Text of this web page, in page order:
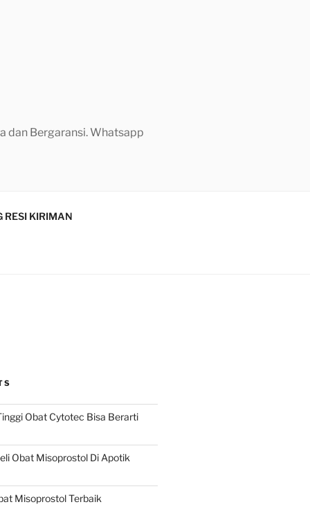
dan Bergaransi. Whatsapp
RESI KIRIMAN
Obat Cytotec Bisa Berarti
Obat Misoprostol Di Apotik
Misoprostol Terbaik